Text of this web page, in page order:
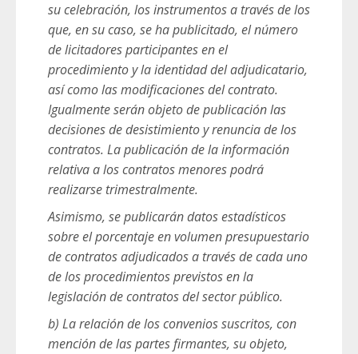
su celebración, los instrumentos a través de los
que, en su caso, se ha publicitado, el número
de licitadores participantes en el
procedimiento y la identidad del adjudicatario,
así como las modificaciones del contrato.
Igualmente serán objeto de publicación las
decisiones de desistimiento y renuncia de los
contratos. La publicación de la información
relativa a los contratos menores podrá
realizarse trimestralmente.
Asimismo, se publicarán datos estadísticos
sobre el porcentaje en volumen presupuestario
de contratos adjudicados a través de cada uno
de los procedimientos previstos en la
legislación de contratos del sector público.
b) La relación de los convenios suscritos, con
mención de las partes firmantes, su objeto,